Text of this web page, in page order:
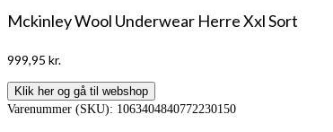
Mckinley Wool Underwear Herre Xxl Sort
999,95 kr.
Klik her og gå til webshop
Varenummer (SKU): 1063404840772230150